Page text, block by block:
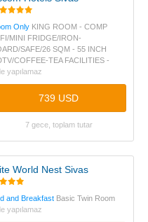
Only KING ROOM - COMP
MINI FRIDGE/IRON-
SAFE/26 SQM - 55 INCH
COFFEE-TEA FACILITIES -
yapılamaz
739 USD
7 gece, toplam tutar
World Nest Sivas
and Breakfast Basic Twin Room
yapılamaz